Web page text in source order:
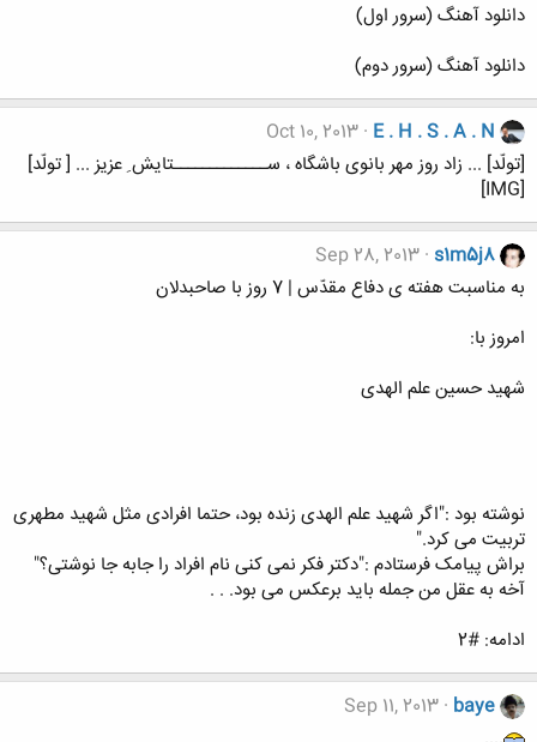
دانلود آهنگ (سرور اول)
دانلود آهنگ (سرور دوم)
E . H . S . A . N
Oct 10, 2013
[تولّد] ... زاد روز مهر بانوی باشگاه ، ســـــــــــــتایش ِ عزیز ... [ تولّد]
[IMG]
s1m5j8
Sep 28, 2013
به مناسبت هفته ی دفاع مقدّس | 7 روز با صاحبدلان
امروز با:
شهید حسین علم الهدی
نوشته بود :"اگر شهید علم الهدی زنده بود، حتما افرادی مثل شهید مطهری
تربیت می کرد."
براش پیامک فرستادم :"دکتر فکر نمی کنی نام افراد را جابه جا نوشتی؟"
آخه به عقل من جمله باید برعکس می بود. . .
ادامه: #2
baye
Sep 11, 2013